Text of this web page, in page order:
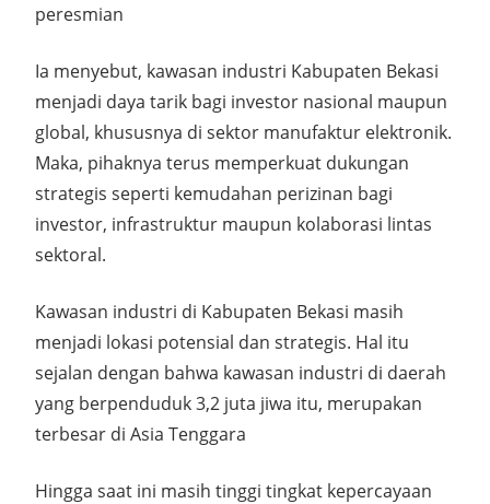
peresmian
Ia menyebut, kawasan industri Kabupaten Bekasi
menjadi daya tarik bagi investor nasional maupun
global, khususnya di sektor manufaktur elektronik.
Maka, pihaknya terus memperkuat dukungan
strategis seperti kemudahan perizinan bagi
investor, infrastruktur maupun kolaborasi lintas
sektoral.
Kawasan industri di Kabupaten Bekasi masih
menjadi lokasi potensial dan strategis. Hal itu
sejalan dengan bahwa kawasan industri di daerah
yang berpenduduk 3,2 juta jiwa itu, merupakan
terbesar di Asia Tenggara
Hingga saat ini masih tinggi tingkat kepercayaan